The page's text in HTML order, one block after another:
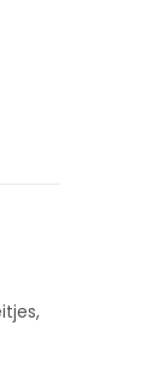
,